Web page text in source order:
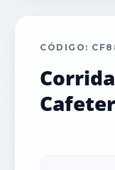
CÓDIGO: